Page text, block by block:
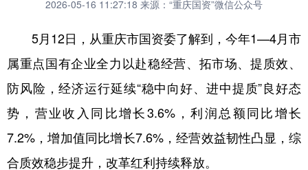
2026-05-16 11:27:18 来源：“重庆国资”微信公众号
5月12日，从重庆市国资委了解到，今年1—4月市
属重点国有企业全力以赴稳经营、拓市场、提质效、
防风险，经济运行延续“稳中向好、进中提质”良好态
势，营业收入同比增长3.6%，利润总额同比增长
7.2%，增加值同比增长7.6%，经营效益韧性凸显，综
合质效稳步提升，改革红利持续释放。